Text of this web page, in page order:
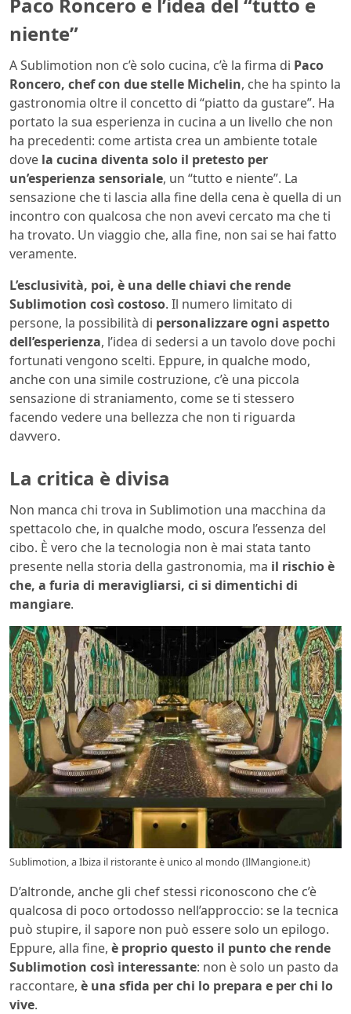
Paco Roncero e l’idea del “tutto e
niente”
A Sublimotion non c’è solo cucina, c’è la firma di Paco
Roncero, chef con due stelle Michelin, che ha spinto la
gastronomia oltre il concetto di “piatto da gustare”. Ha
portato la sua esperienza in cucina a un livello che non
ha precedenti: come artista crea un ambiente totale
dove la cucina diventa solo il pretesto per
un’esperienza sensoriale, un “tutto e niente”. La
sensazione che ti lascia alla fine della cena è quella di un
incontro con qualcosa che non avevi cercato ma che ti
ha trovato. Un viaggio che, alla fine, non sai se hai fatto
veramente.
L’esclusività, poi, è una delle chiavi che rende
Sublimotion così costoso. Il numero limitato di
persone, la possibilità di personalizzare ogni aspetto
dell’esperienza, l’idea di sedersi a un tavolo dove pochi
fortunati vengono scelti. Eppure, in qualche modo,
anche con una simile costruzione, c’è una piccola
sensazione di straniamento, come se ti stessero
facendo vedere una bellezza che non ti riguarda
davvero.
La critica è divisa
Non manca chi trova in Sublimotion una macchina da
spettacolo che, in qualche modo, oscura l’essenza del
cibo. È vero che la tecnologia non è mai stata tanto
presente nella storia della gastronomia, ma il rischio è
che, a furia di meravigliarsi, ci si dimentichi di
mangiare.
Sublimotion, a Ibiza il ristorante è unico al mondo (IlMangione.it)
D’altronde, anche gli chef stessi riconoscono che c’è
qualcosa di poco ortodosso nell’approccio: se la tecnica
può stupire, il sapore non può essere solo un epilogo.
Eppure, alla fine, è proprio questo il punto che rende
Sublimotion così interessante: non è solo un pasto da
raccontare, è una sfida per chi lo prepara e per chi lo
vive.